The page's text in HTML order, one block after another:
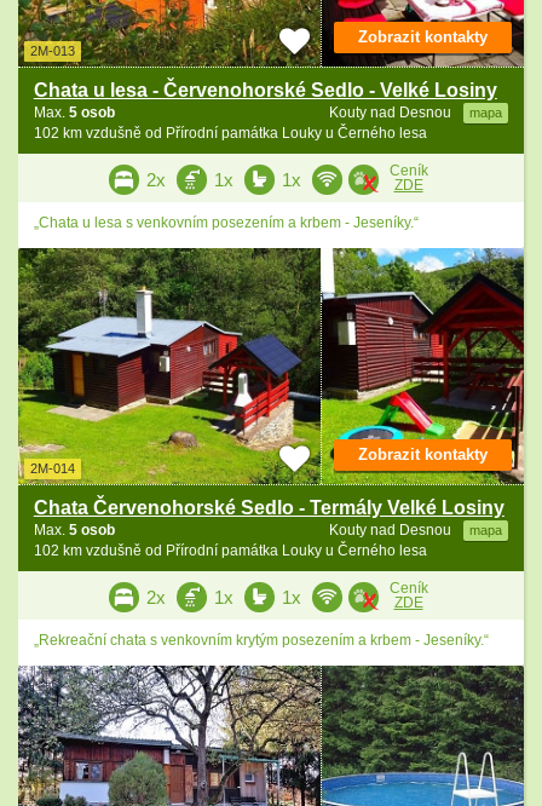
2M-013
Chata u lesa - Červenohorské Sedlo - Velké Losiny
Kouty nad Desnou mapa
Max. 5 osob
102 km vzdušně od Přírodní památka Louky u Černého lesa
Zobrazit kontakty
2x 1x 1x
Ceník
ZDE
„Chata u lesa s venkovním posezením a krbem - Jeseníky.“
2M-014
Chata Červenohorské Sedlo - Termály Velké Losiny
Kouty nad Desnou mapa
Max. 5 osob
102 km vzdušně od Přírodní památka Louky u Černého lesa
Zobrazit kontakty
2x 1x 1x
Ceník
ZDE
„Rekreační chata s venkovním krytým posezením a krbem - Jeseníky.“